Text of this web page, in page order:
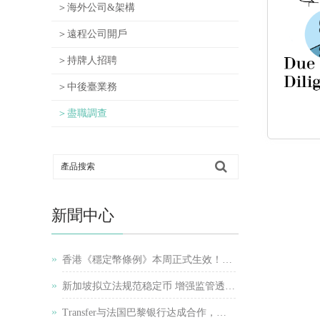
新聞中心
»
»
»
香港《穩定幣條例》本周正式生效！港股穩定幣概念股再受追捧
新加坡拟立法规范稳定币 增强监管透明度和公众信心
Transfer与法国巴黎银行达成合作，携手推动跨境支付简化
＞海外公司&架構
＞遠程公司開戶
＞持牌人招聘
＞中後臺業務
＞盡職調查